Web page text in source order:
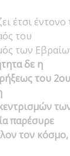
έτσι έντονο
του
των
δε η
του
παρέσυρε
τον κόσμο,